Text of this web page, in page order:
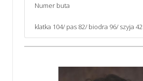
Numer buta
klatka 104/ pas 82/ biodra 96/ szyja 42